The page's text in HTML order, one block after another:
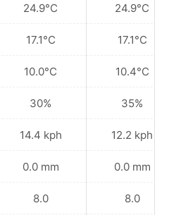
24.9°C
17.1°C
10.0°C
30%
14.4 kph
0.0 mm
8.0
24.9°C
17.1°C
10.4°C
35%
12.2 kph
0.0 mm
8.0